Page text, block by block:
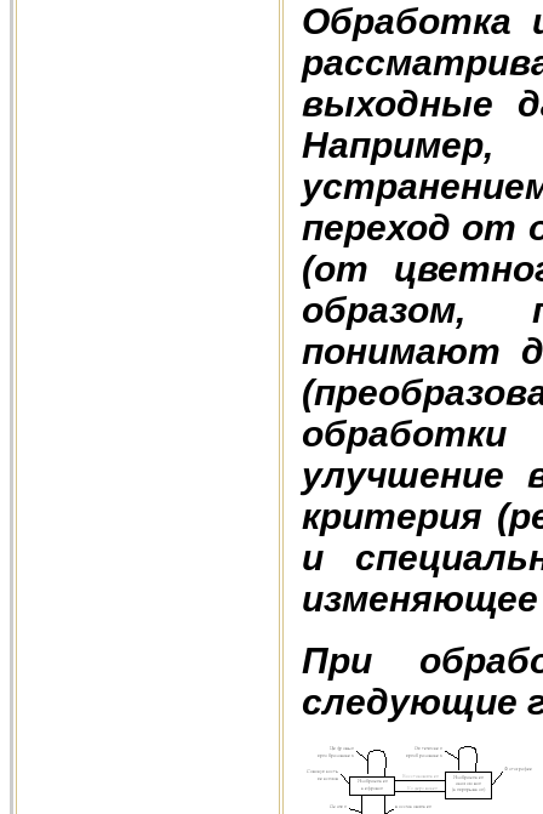
Обработка
выходные
переход от
(от
образом,
понимают
улучшение
критерия
и
изменяющее
При
следующие